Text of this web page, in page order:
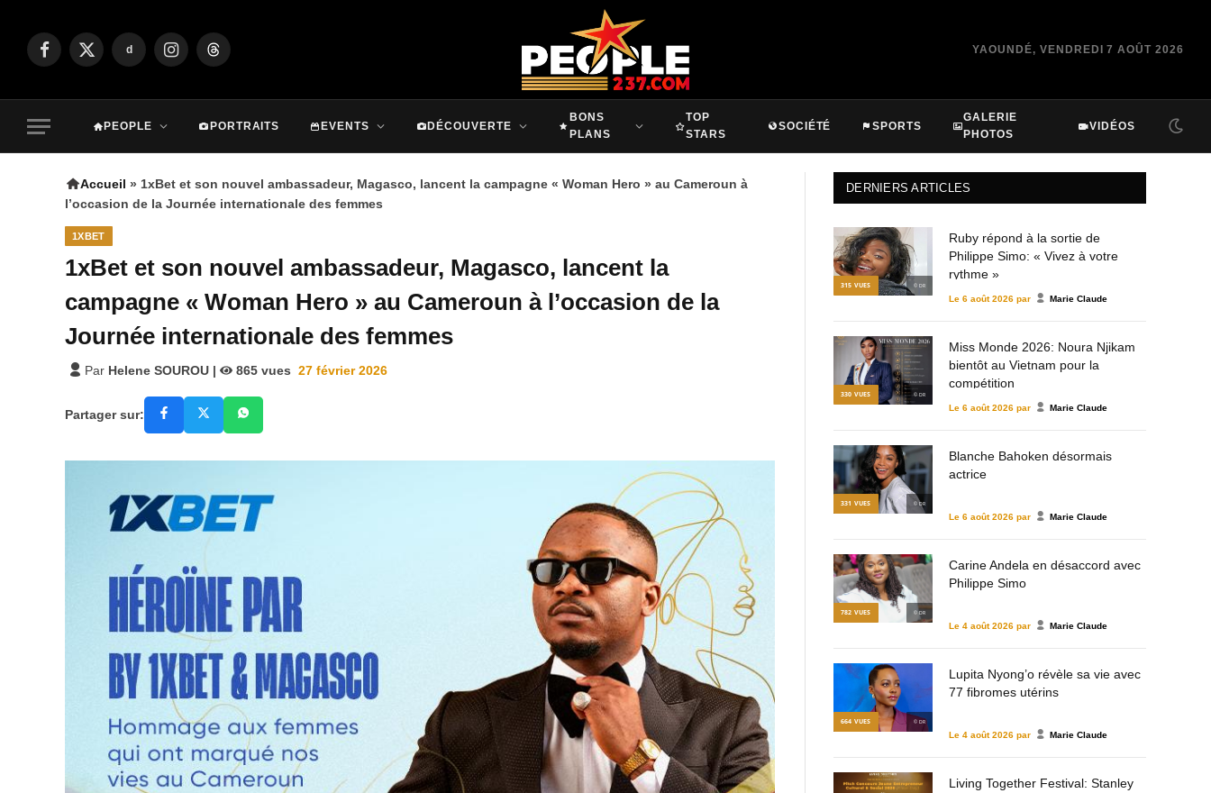
Facebook
X
d
InstagramThreads
YAOUNDÉ, VENDREDI 7 AOÛT 2026
PEOPLE PORTRAITS EVENTS DÉCOUVERTE
BONS
PLANS
TOP
STARS
SOCIÉTÉ SPORTS
GALERIE
PHOTOS
VIDÉOS
Accueil » 1xBet et son nouvel ambassadeur, Magasco, lancent la campagne « Woman Hero » au Cameroun à
l’occasion de la Journée internationale des femmes
1XBET
1xBet et son nouvel ambassadeur, Magasco, lancent la
campagne « Woman Hero » au Cameroun à l’occasion de la
Journée internationale des femmes
Par Helene SOUROU | 865 vues 27 février 2026
Partager sur:
DERNIERS ARTICLES
315 VUES © DR
Ruby répond à la sortie de
Philippe Simo: « Vivez à votre
rythme »
Le 6 août 2026 par Marie Claude
330 VUES © DR
Miss Monde 2026: Noura Njikam
bientôt au Vietnam pour la
compétition
Le 6 août 2026 par Marie Claude
331 VUES © DR
Blanche Bahoken désormais
actrice
Le 6 août 2026 par Marie Claude
782 VUES © DR
Carine Andela en désaccord avec
Philippe Simo
Le 4 août 2026 par Marie Claude
664 VUES © DR
Lupita Nyong’o révèle sa vie avec
77 fibromes utérins
Le 4 août 2026 par Marie Claude
Living Together Festival: Stanley